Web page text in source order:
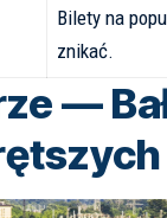
Bilety na
znikać.
—